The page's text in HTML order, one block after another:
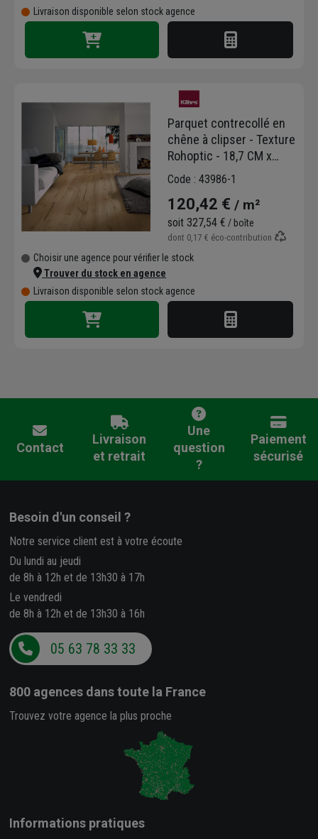
Livraison disponible selon stock agence
Parquet contrecollé en
chêne à clipser - Texture
Rohoptic - 18,7 CM x
242,0 CM - ép.15,00 MM
Code : 43986-1
120,42 € / m²
soit 327,54 € / boîte
dont 0,17 € éco-contribution
Choisir une agence pour vérifier le stock
Trouver du stock en agence
Livraison disponible selon stock agence
Contact
Livraison
et retrait
Une
question
?
Paiement
sécurisé
Besoin d'un conseil ?
Notre service client est à votre écoute
Du lundi au jeudi
de 8h à 12h et de 13h30 à 17h
Le vendredi
de 8h à 12h et de 13h30 à 16h
05 63 78 33 33
800 agences dans toute la France
Trouvez votre agence la plus proche
Informations pratiques